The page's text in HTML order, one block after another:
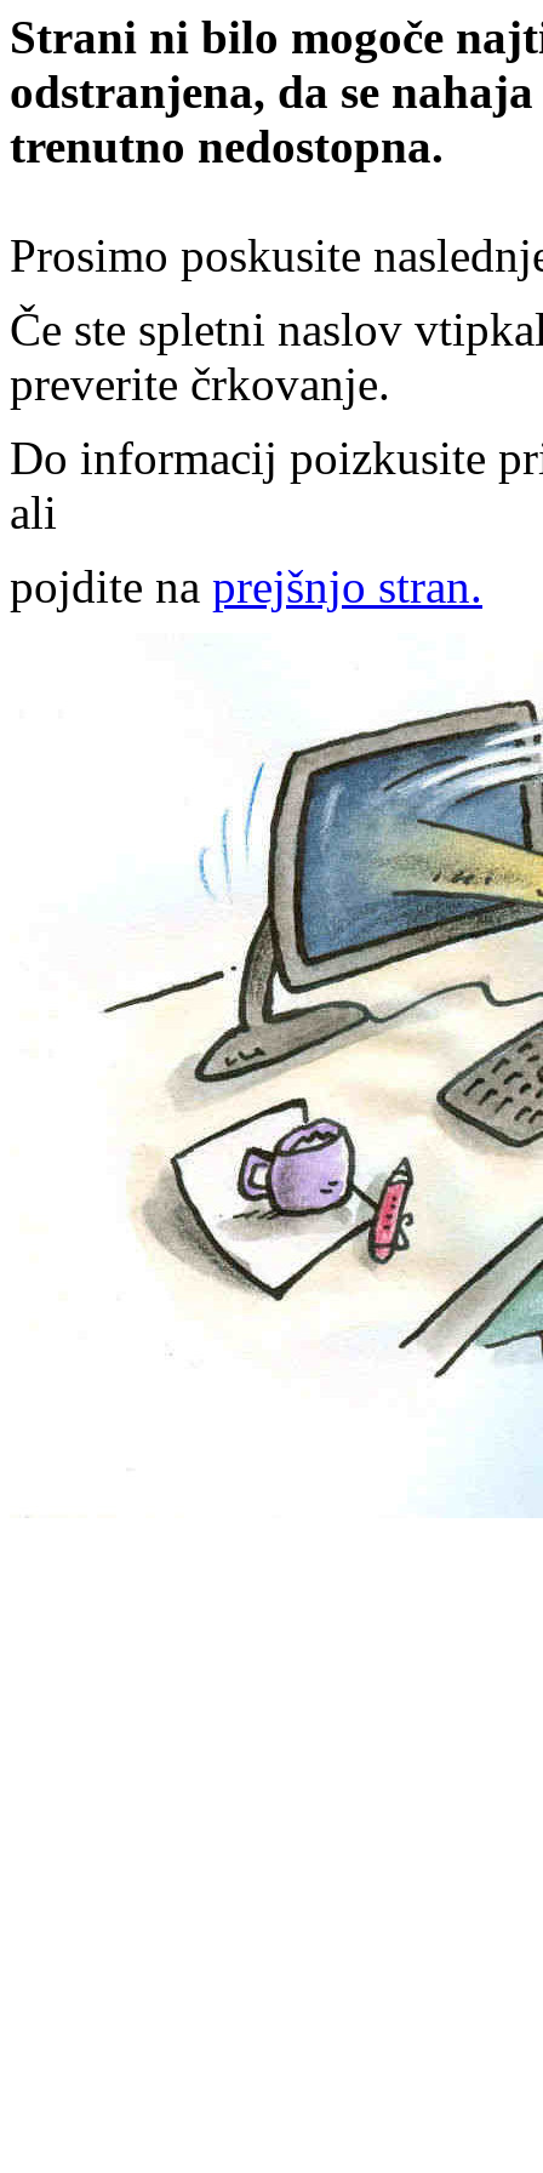
Strani ni bilo mogoče
odstranjena, da se
trenutno nedostopna.
Prosimo poskusite
Če ste spletni naslov
preverite črkovanje.
Do informacij poizkusite
ali
pojdite na prejšnjo stran.